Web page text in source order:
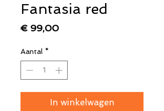
Fantasia red
€ 99,00Prijs
Aantal *
In winkelwagen